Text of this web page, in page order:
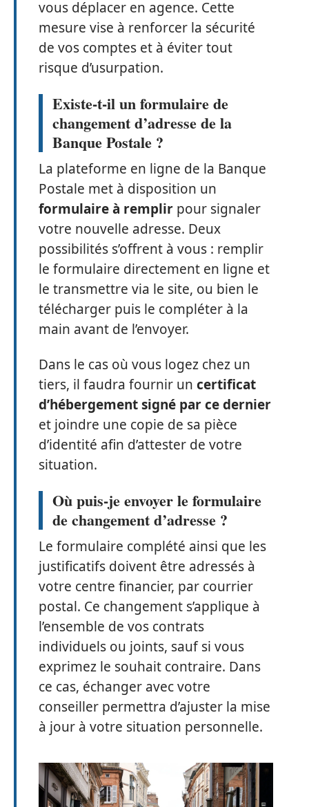
vous déplacer en agence. Cette
mesure vise à renforcer la sécurité
de vos comptes et à éviter tout
risque d’usurpation.
Existe-t-il un formulaire de
changement d’adresse de la
Banque Postale ?
La plateforme en ligne de la Banque
Postale met à disposition un
formulaire à remplir pour signaler
votre nouvelle adresse. Deux
possibilités s’offrent à vous : remplir
le formulaire directement en ligne et
le transmettre via le site, ou bien le
télécharger puis le compléter à la
main avant de l’envoyer.
Dans le cas où vous logez chez un
tiers, il faudra fournir un certificat
d’hébergement signé par ce dernier
et joindre une copie de sa pièce
d’identité afin d’attester de votre
situation.
Où puis-je envoyer le formulaire
de changement d’adresse ?
Le formulaire complété ainsi que les
justificatifs doivent être adressés à
votre centre financier, par courrier
postal. Ce changement s’applique à
l’ensemble de vos contrats
individuels ou joints, sauf si vous
exprimez le souhait contraire. Dans
ce cas, échanger avec votre
conseiller permettra d’ajuster la mise
à jour à votre situation personnelle.